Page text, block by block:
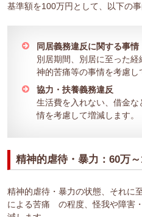
基準額を100万円として、以下の
同居義務違反に関する事情
別居期間、別居に至った
神的苦痛等の事情を考慮し
協力・扶養義務違反
生活費を入れない、借金
情を考慮して増減します。
精神的虐待・暴力：60万
精神的虐待・暴力の状態、それに
による苦痛 の程度、怪我や障害